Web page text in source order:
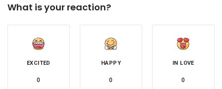
What is your reaction?
EXCITED
0
HAPPY
0
IN LOVE
0